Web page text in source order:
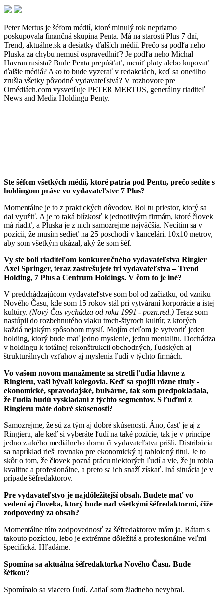
Peter Mertus je šéfom médií, ktoré minulý rok nepriamo
poskupovala finančná skupina Penta. Má na starosti Plus 7 dní,
Trend, aktuálne.sk a desiatky ďalších médií. Prečo sa podľa neho
Pluska za chybu nemusí ospravedlniť? Je podľa neho Michal
Havran rasista? Bude Penta prepúšťať, meniť platy alebo kupovať
ďalšie médiá? Ako to bude vyzerať v redakciách, keď sa onedlho
zrušia všetky pôvodné vydavateľstvá? V rozhovore pre
Omédiách.com vysvetľuje PETER MERTUS, generálny riaditeľ
News and Media Holdingu Penty.
Ste šéfom všetkých médií, ktoré patria pod Pentu, prečo sedíte s
holdingom práve vo vydavateľstve 7 Plus?
Momentálne je to z praktických dôvodov. Bol tu priestor, ktorý sa
dal využiť. A je to taká blízkosť k jednotlivým firmám, ktoré človek
má riadiť, a Pluska je z nich samozrejme najväčšia. Necítim sa v
pozícii, že musím sedieť na 25 poschodí v kancelárii 10x10 metrov,
aby som všetkým ukázal, aký že som šéf.
Vy ste boli riaditeľom konkurenčného vydavateľstva Ringier
Axel Springer, teraz zastrešujete tri vydavateľstva – Trend
Holding, 7 Plus a Centrum Holdings. V čom to je iné?
V predchádzajúcom vydavateľstve som bol od začiatku, od vzniku
Nového Času, kde som 15 rokov stál pri vytváraní korporácie a istej
kultúry. (Nový Čas vychádza od roku 1991 - pozn.red.) Teraz som
nastúpil do rozbehnutého vlaku troch-štyroch kultúr, z ktorých
každá nejakým spôsobom myslí. Mojím cieľom je vytvoriť jeden
holding, ktorý bude mať jedno myslenie, jednu mentalitu. Dochádza
v holdingu k totálnej rekonštrukcii obchodných, ľudských aj
štrukturálnych vzťahov aj myslenia ľudí v týchto firmách.
Vo vašom novom manažmente sa stretli ľudia hlavne z
Ringieru, vaši bývalí kolegovia. Keď sa spojili rôzne tituly -
ekonomické, spravodajské, bulvárne, tak som predpokladala,
že ľudia budú vyskladaní z týchto segmentov. S ľuďmi z
Ringieru máte dobré skúsenosti?
Samozrejme, že sú za tým aj dobré skúsenosti. Áno, časť je aj z
Ringieru, ale keď si vyberáte ľudí na také pozície, tak je v princípe
jedno z akého mediálneho domu či vydavateľstva prišli. Distribúcia
sa napríklad rieši rovnako pre ekonomický aj tabloidný titul. Je to
skôr o tom, že človek pozná prácu niektorých ľudí a vie, že ju robia
kvalitne a profesionálne, a preto sa ich snaží získať. Iná situácia je v
prípade šéfredaktorov.
Pre vydavateľstvo je najdôležitejší obsah. Budete mať vo
vedení aj človeka, ktorý bude nad všetkými šéfredaktormi, čiže
zodpovedný za obsah?
Momentálne túto zodpovednosť za šéfredaktorov mám ja. Rátam s
takouto pozíciou, lebo je extrémne dôležitá a profesionálne veľmi
špecifická. Hľadáme.
Spomína sa aktuálna šéfredaktorka Nového Času. Bude
šéfkou?
Spomínalo sa viacero ľudí. Zatiaľ som žiadneho nevybral.